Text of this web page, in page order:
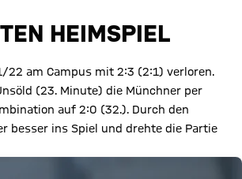
HEIMSPIEL
22 am Campus mit 2:3 (2:1) verloren.
(23. Minute) die Münchner per
auf 2:0 (32.). Durch den
besser ins Spiel und drehte die Partie